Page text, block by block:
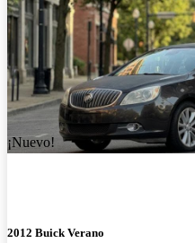
¡Nuevo!
2012 Buick Verano